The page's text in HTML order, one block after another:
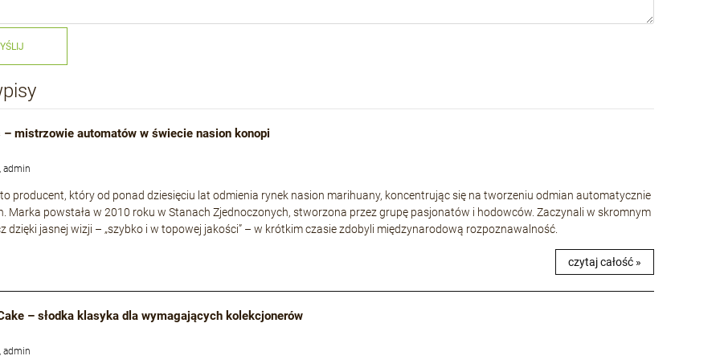
– mistrzowie automatów w świecie nasion konopi
admin
producent, który od ponad dziesięciu lat odmienia rynek nasion marihuany, koncentrując się na tworzeniu odmian automatycznie
Marka powstała w 2010 roku w Stanach Zjednoczonych, stworzona przez grupę pasjonatów i hodowców. Zaczynali w skromnym
dzięki jasnej wizji – „szybko i w topowej jakości” – w krótkim czasie zdobyli międzynarodową rozpoznawalność.
czytaj całość »
– słodka klasyka dla wymagających kolekcjonerów
admin